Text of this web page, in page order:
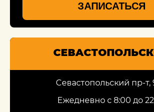
ЗАПИСАТЬСЯ
Севастопольский пр-т,
Ежедневно с 8:00 до